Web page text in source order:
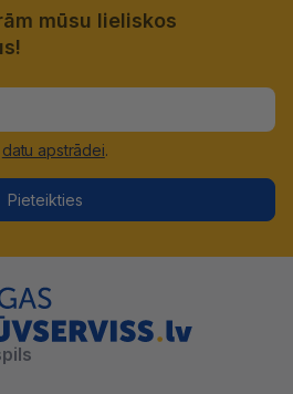
mūsu lieliskos
datu apstrādei.
Pieteikties